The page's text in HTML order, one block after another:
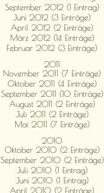
September 2012 (1 Eintrag)
Juni 2012 (3 Einträge)
April 2012 (2 Einträge)
März 2012 (14 Einträge)
Februar 2012 (3 Einträge)
2011
November 2011 (7 Einträge)
Oktober 2011 (4 Einträge)
September 2011 (10 Einträge)
August 2011 (2 Einträge)
Juli 2011 (2 Einträge)
Mai 2011 (7 Einträge)
2010
Oktober 2010 (2 Einträge)
September 2010 (2 Einträge)
Juli 2010 (1 Eintrag)
Juni 2010 (1 Eintrag)
April 2010 (2 Einträge)